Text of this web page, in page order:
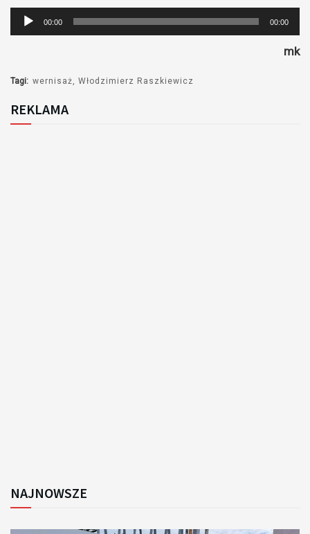
Odtwarzacz
plików
00:00 00:00
mk
Tagi: wernisaż Włodzimierz Raszkiewicz
REKLAMA
NAJNOWSZE